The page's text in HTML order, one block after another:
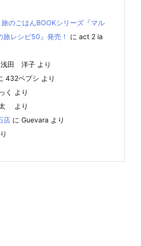
旅のごはんBOOKシリーズ『マル
旅レシピ50』発売！
に act 2 ia
浅田 洋子 より
432ペプシ より
く
より
より
店 に Guevara より